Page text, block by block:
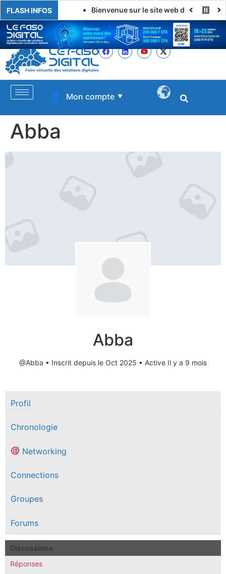
FLASH INFOS Bienvenue sur le site web de LE FASO
👤 Mon compte ▼
Abba
Abba
@Abba • Inscrit depuis le Oct 2025 • Active Il y a 9 mois
Profil
Chronologie
Networking
Connections
Groupes
Forums
Discussions
Réponses